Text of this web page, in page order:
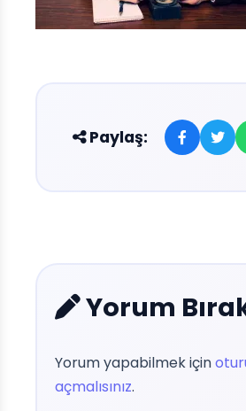
Paylaş:
Yorum
Yorum yapabilmek için
açmalısınız.